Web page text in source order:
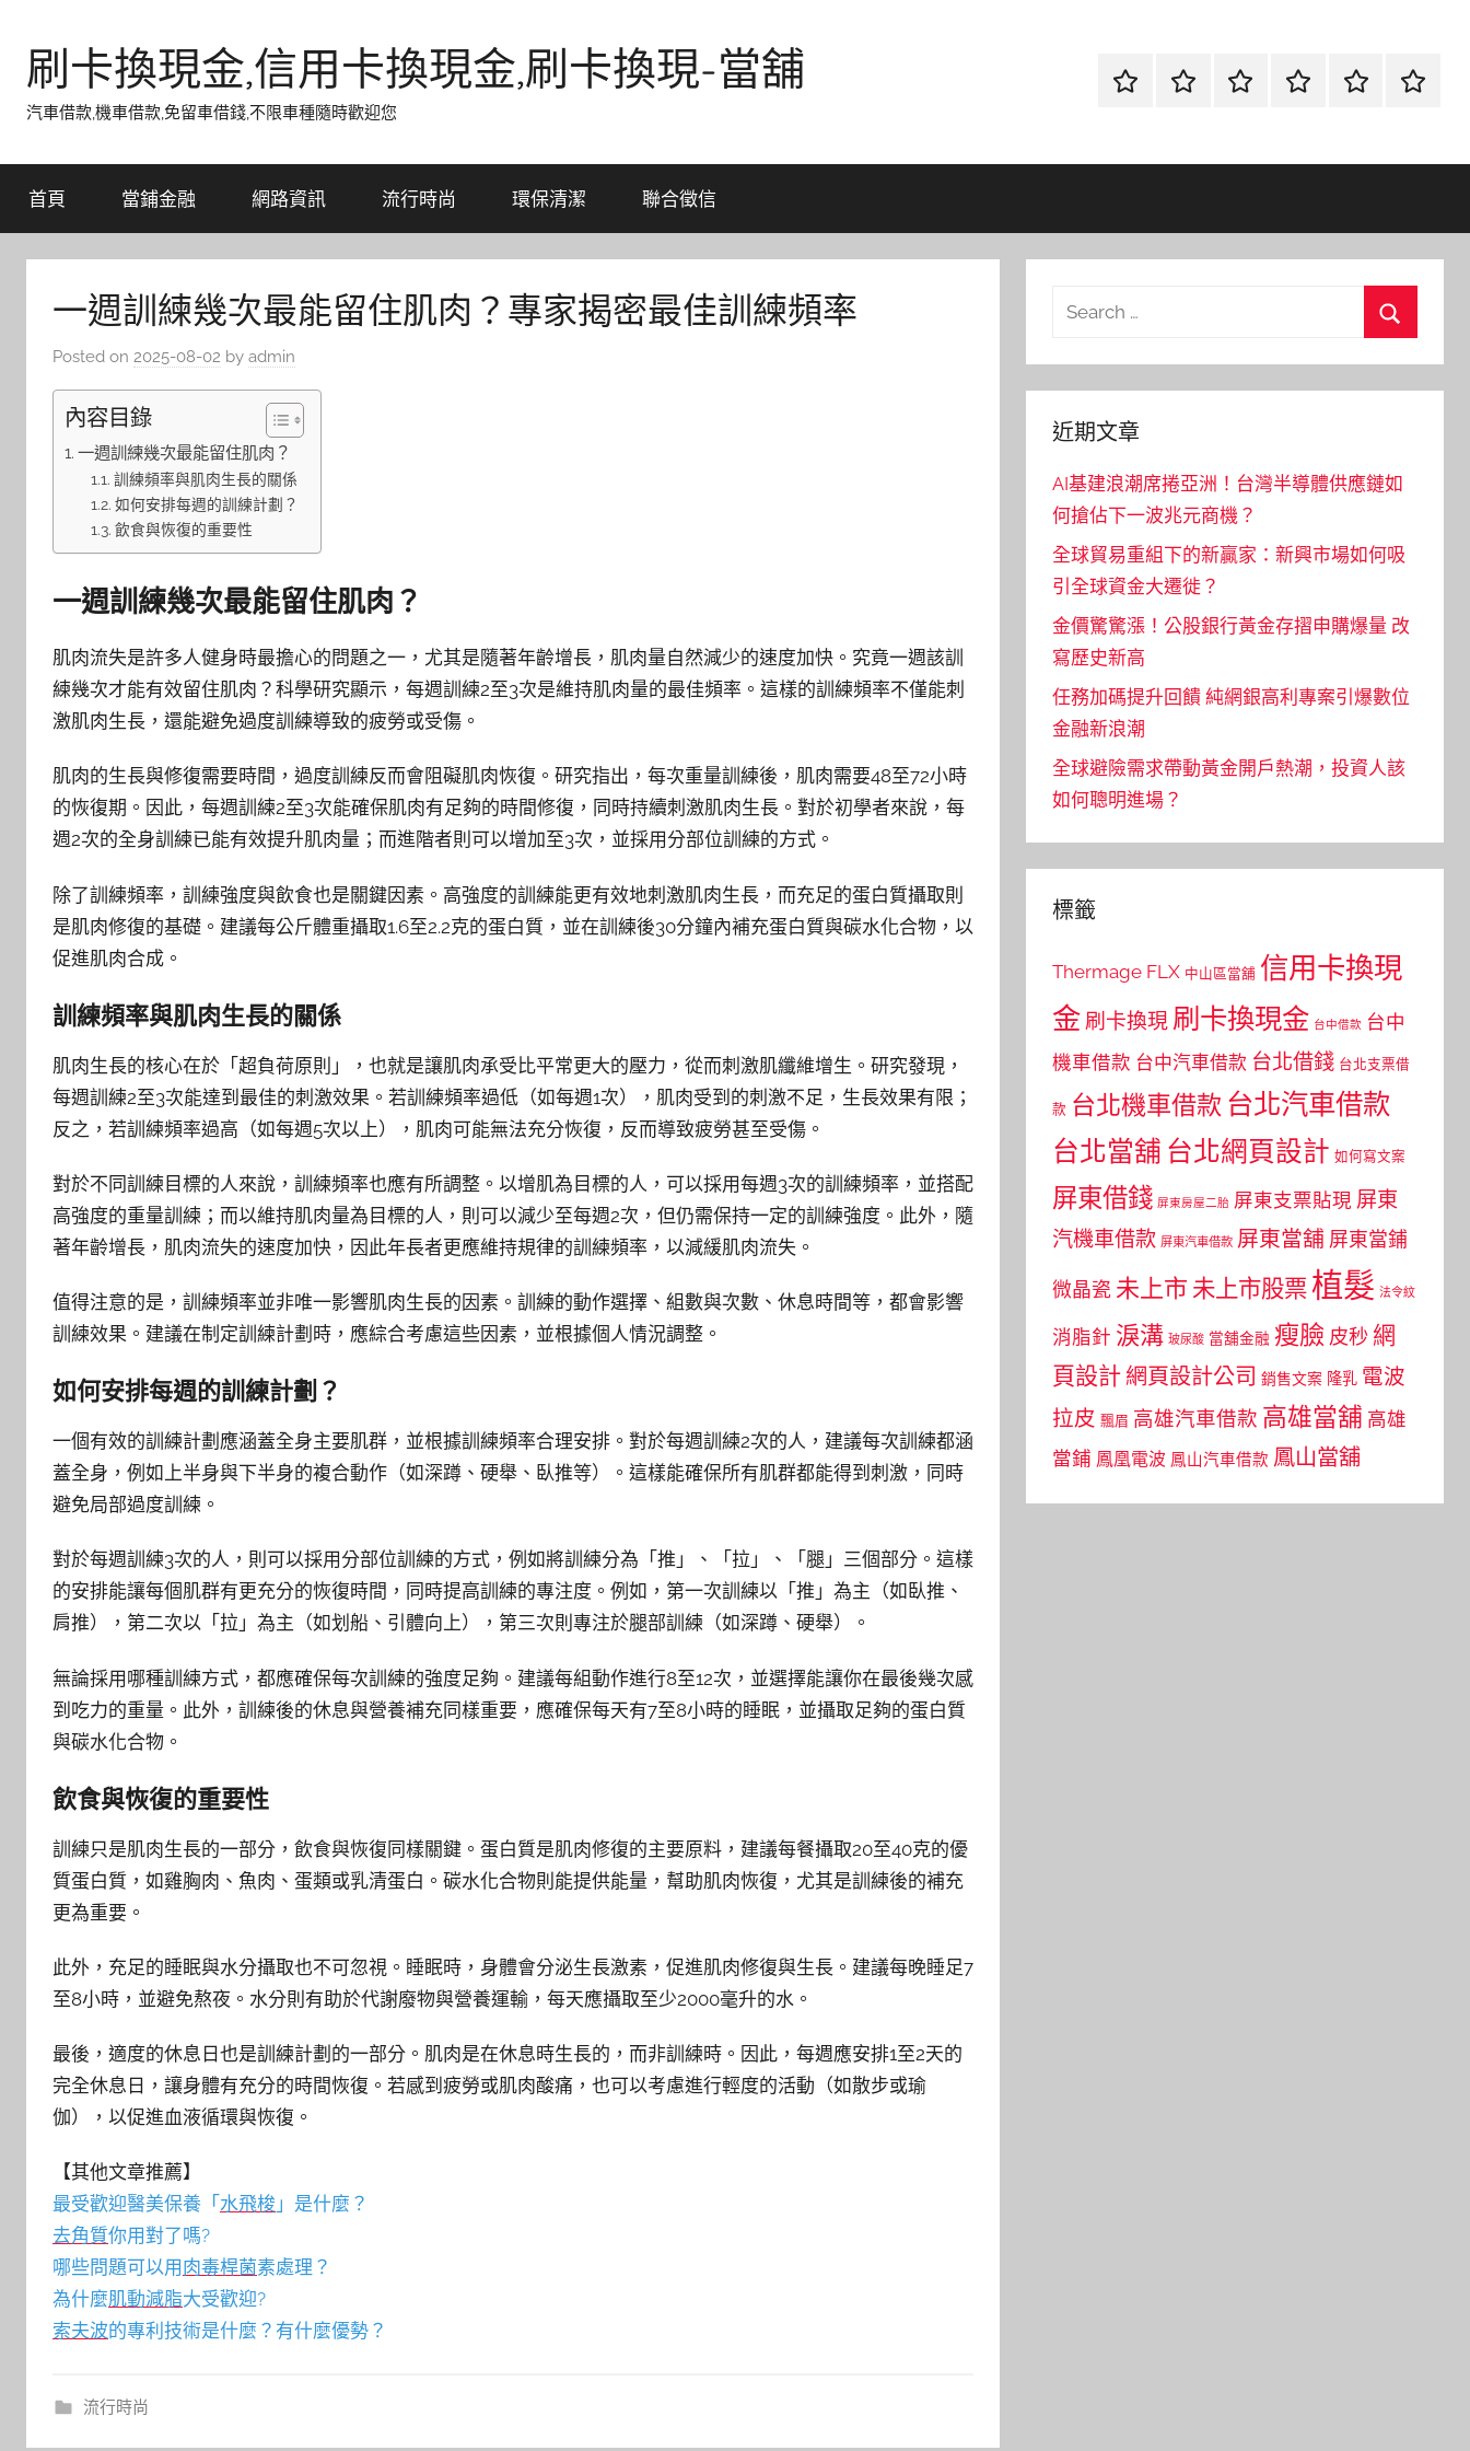
content刷卡換現金,信用卡換現金,刷卡換現-當舖
汽車借款,機車借款,免留車借錢,不限車種隨時歡迎您
首
當
網
流
環
聯
首頁 當鋪金融 網路資訊 流行時尚 環保清潔 聯合徵信
一週訓練幾次最能留住肌肉？專家揭密最佳訓練頻率
Posted on 2025-08-02 by admin
內容目錄
一週訓練幾次最能留住肌肉？
訓練頻率與肌肉生長的關係
如何安排每週的訓練計劃？
飲食與恢復的重要性
一週訓練幾次最能留住肌肉？
肌肉流失是許多人健身時最擔心的問題之一，尤其是隨著年齡增長，肌肉量自然減少的速度加快。究竟一週該訓
練幾次才能有效留住肌肉？科學研究顯示，每週訓練2至3次是維持肌肉量的最佳頻率。這樣的訓練頻率不僅能刺
激肌肉生長，還能避免過度訓練導致的疲勞或受傷。
肌肉的生長與修復需要時間，過度訓練反而會阻礙肌肉恢復。研究指出，每次重量訓練後，肌肉需要48至72小時
的恢復期。因此，每週訓練2至3次能確保肌肉有足夠的時間修復，同時持續刺激肌肉生長。對於初學者來說，每
週2次的全身訓練已能有效提升肌肉量；而進階者則可以增加至3次，並採用分部位訓練的方式。
除了訓練頻率，訓練強度與飲食也是關鍵因素。高強度的訓練能更有效地刺激肌肉生長，而充足的蛋白質攝取則
是肌肉修復的基礎。建議每公斤體重攝取1.6至2.2克的蛋白質，並在訓練後30分鐘內補充蛋白質與碳水化合物，以
促進肌肉合成。
訓練頻率與肌肉生長的關係
肌肉生長的核心在於「超負荷原則」，也就是讓肌肉承受比平常更大的壓力，從而刺激肌纖維增生。研究發現，
每週訓練2至3次能達到最佳的刺激效果。若訓練頻率過低（如每週1次），肌肉受到的刺激不足，生長效果有限；
反之，若訓練頻率過高（如每週5次以上），肌肉可能無法充分恢復，反而導致疲勞甚至受傷。
對於不同訓練目標的人來說，訓練頻率也應有所調整。以增肌為目標的人，可以採用每週3次的訓練頻率，並搭配
高強度的重量訓練；而以維持肌肉量為目標的人，則可以減少至每週2次，但仍需保持一定的訓練強度。此外，隨
著年齡增長，肌肉流失的速度加快，因此年長者更應維持規律的訓練頻率，以減緩肌肉流失。
值得注意的是，訓練頻率並非唯一影響肌肉生長的因素。訓練的動作選擇、組數與次數、休息時間等，都會影響
訓練效果。建議在制定訓練計劃時，應綜合考慮這些因素，並根據個人情況調整。
如何安排每週的訓練計劃？
一個有效的訓練計劃應涵蓋全身主要肌群，並根據訓練頻率合理安排。對於每週訓練2次的人，建議每次訓練都涵
蓋全身，例如上半身與下半身的複合動作（如深蹲、硬舉、臥推等）。這樣能確保所有肌群都能得到刺激，同時
避免局部過度訓練。
對於每週訓練3次的人，則可以採用分部位訓練的方式，例如將訓練分為「推」、「拉」、「腿」三個部分。這樣
的安排能讓每個肌群有更充分的恢復時間，同時提高訓練的專注度。例如，第一次訓練以「推」為主（如臥推、
肩推），第二次以「拉」為主（如划船、引體向上），第三次則專注於腿部訓練（如深蹲、硬舉）。
無論採用哪種訓練方式，都應確保每次訓練的強度足夠。建議每組動作進行8至12次，並選擇能讓你在最後幾次感
到吃力的重量。此外，訓練後的休息與營養補充同樣重要，應確保每天有7至8小時的睡眠，並攝取足夠的蛋白質
與碳水化合物。
飲食與恢復的重要性
訓練只是肌肉生長的一部分，飲食與恢復同樣關鍵。蛋白質是肌肉修復的主要原料，建議每餐攝取20至40克的優
質蛋白質，如雞胸肉、魚肉、蛋類或乳清蛋白。碳水化合物則能提供能量，幫助肌肉恢復，尤其是訓練後的補充
更為重要。
此外，充足的睡眠與水分攝取也不可忽視。睡眠時，身體會分泌生長激素，促進肌肉修復與生長。建議每晚睡足7
至8小時，並避免熬夜。水分則有助於代謝廢物與營養運輸，每天應攝取至少2000毫升的水。
最後，適度的休息日也是訓練計劃的一部分。肌肉是在休息時生長的，而非訓練時。因此，每週應安排1至2天的
完全休息日，讓身體有充分的時間恢復。若感到疲勞或肌肉酸痛，也可以考慮進行輕度的活動（如散步或瑜
伽），以促進血液循環與恢復。
【其他文章推薦】
最受歡迎醫美保養「 水飛梭 」是什麼？
去角質你用對了嗎?
哪些問題可以用 肉毒桿菌素處理？
為什麼肌動減脂大受歡迎?
索夫波的專利技術是什麼？有什麼優勢？
流行時尚
Search
近期文章
AI基建浪潮席捲亞洲！台灣半導體供應鏈如
何搶佔下一波兆元商機？
全球貿易重組下的新贏家：新興市場如何吸
引全球資金大遷徙？
金價驚驚漲！公股銀行黃金存摺申購爆量 改
寫歷史新高
任務加碼提升回饋 純網銀高利專案引爆數位
金融新浪潮
全球避險需求帶動黃金開戶熱潮，投資人該
如何聰明進場？
標籤
Thermage FLX 中山區當舖 信用卡換現
金 刷卡換現 刷卡換現金 台中借款 台中
機車借款 台中汽車借款 台北借錢 台北支票借
款 台北機車借款 台北汽車借款
台北當舖 台北網頁設計 如何寫文案
屏東借錢 屏東房屋二胎 屏東支票貼現 屏東
汽機車借款 屏東汽車借款 屏東當舖 屏東當鋪
微晶瓷 未上市 未上市股票植髮 法令紋
消脂針 淚溝 玻尿酸 當舖金融 瘦臉 皮秒 網
頁設計 網頁設計公司 銷售文案 隆乳 電波
拉皮 飄眉 高雄汽車借款 高雄當舖 高雄
當鋪 鳳凰電波 鳳山汽車借款 鳳山當舖